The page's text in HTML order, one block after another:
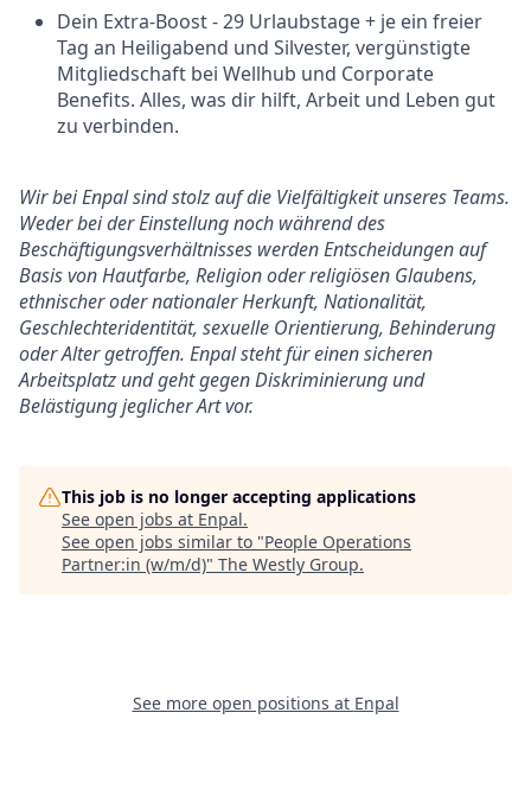
Dein Extra-Boost - 29 Urlaubstage + je ein freier
Tag an Heiligabend und Silvester, vergünstigte
Mitgliedschaft bei Wellhub und Corporate
Benefits. Alles, was dir hilft, Arbeit und Leben gut
zu verbinden.
Wir bei Enpal sind stolz auf die Vielfältigkeit unseres Teams.
Weder bei der Einstellung noch während des
Beschäftigungsverhältnisses werden Entscheidungen auf
Basis von Hautfarbe, Religion oder religiösen Glaubens,
ethnischer oder nationaler Herkunft, Nationalität,
Geschlechteridentität, sexuelle Orientierung, Behinderung
oder Alter getroffen. Enpal steht für einen sicheren
Arbeitsplatz und geht gegen Diskriminierung und
Belästigung jeglicher Art vor.
This job is no longer accepting applications
See open jobs at Enpal.
See open jobs similar to "People Operations
Partner:in (w/m/d)" The Westly Group.
See more open positions at Enpal